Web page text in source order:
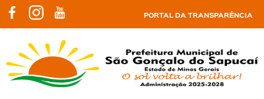
PORTAL DA TRANSPARÊNCIA